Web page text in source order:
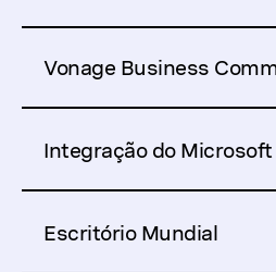
Vonage Business
Integração do Microsoft
Escritório Mundial